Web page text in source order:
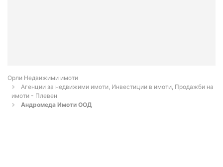
Орли Недвижими имоти
Агенции за недвижими имоти, Инвестиции в имоти, Продажби на
имоти - Плевен
Андромеда Имоти ООД